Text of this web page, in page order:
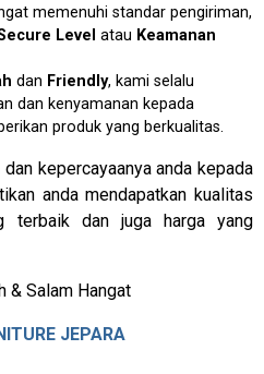
memenuhi standar pengiriman,
Level atau Keamanan
dan Friendly, kami selalu
dan kenyamanan kepada
produk yang berkualitas.
kepercayaanya anda kepada
anda mendapatkan kualitas
terbaik dan juga harga yang
& Salam Hangat
JEPARA